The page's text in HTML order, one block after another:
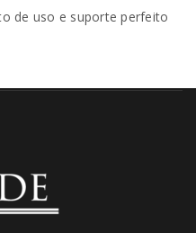
de uso e suporte perfeito